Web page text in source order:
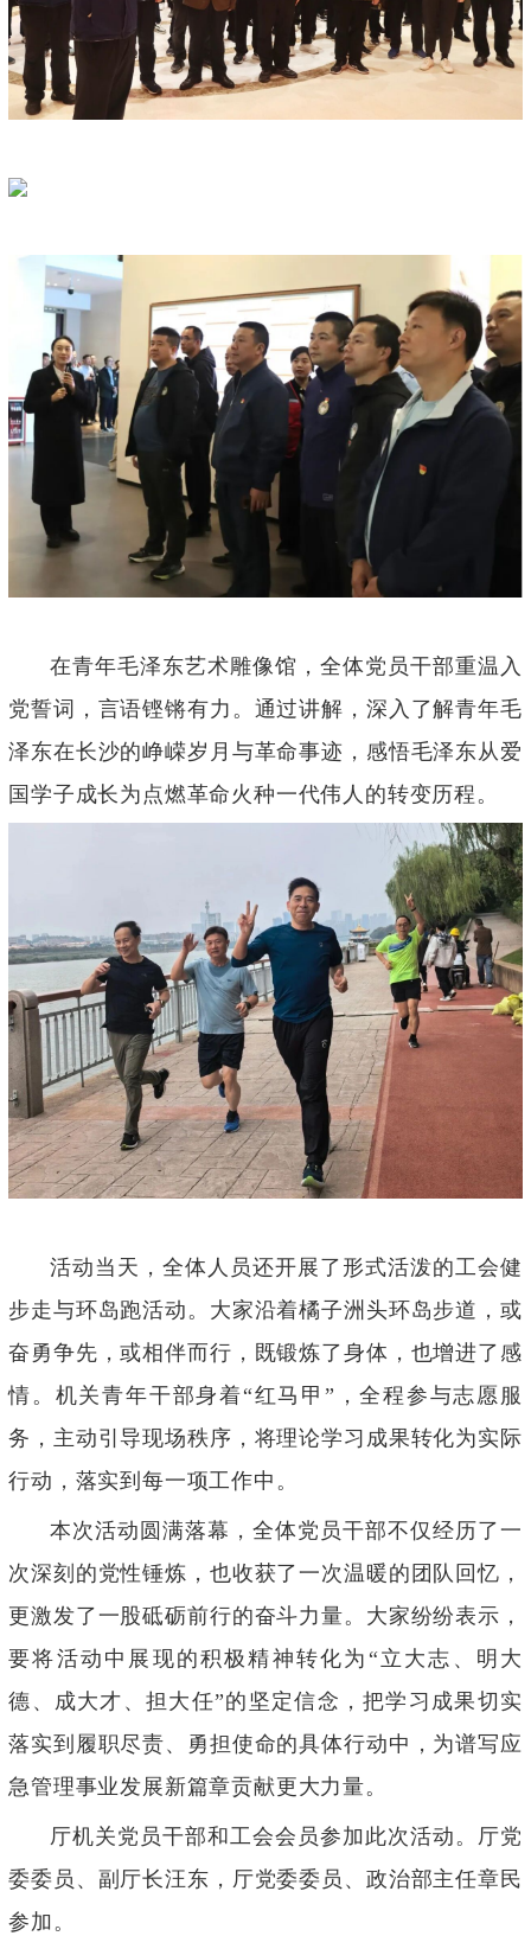
在青年毛泽东艺术雕像馆，全体党员干部重温入
党誓词，言语铿锵有力。通过讲解，深入了解青年毛
泽东在长沙的峥嵘岁月与革命事迹，感悟毛泽东从爱
国学子成长为点燃革命火种一代伟人的转变历程。
活动当天，全体人员还开展了形式活泼的工会健
步走与环岛跑活动。大家沿着橘子洲头环岛步道，或
奋勇争先，或相伴而行，既锻炼了身体，也增进了感
情。机关青年干部身着“红马甲 ” ，全程参与志愿服
务，主动引导现场秩序，将理论学习成果转化为实际
行动，落实到每一项工作中。
本次活动圆满落幕，全体党员干部不仅经历了一
次深刻的党性锤炼，也收获了一次温暖的团队回忆，
更激发了一股砥砺前行的奋斗力量。大家纷纷表示，
要将活动中展现的积极精神转化为 “立大志、明大
德、成大才、担大任”的坚定信念，把学习成果切实
落实到履职尽责、勇担使命的具体行动中，为谱写应
急管理事业发展新篇章贡献更大力量。
厅机关党员干部和工会会员参加此次活动。厅党
委委员、副厅长汪东，厅党委委员、政治部主任章民
参加。